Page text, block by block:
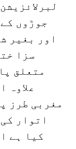
جوڑوں
اور بغیر
سزا
متعلق
علاوہ
مغربی طرز
اتوار
کیا ہے